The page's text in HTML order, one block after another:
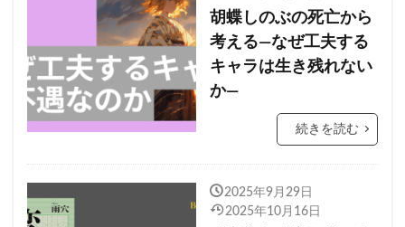
胡蝶しのぶの死亡から
考える—なぜ工夫する
キャラは生き残れない
か—
続きを読む
2025年9月29日
2025年10月16日